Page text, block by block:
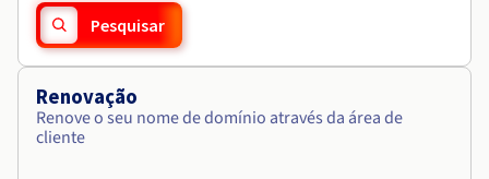
Pesquisar
Renovação
Renove o seu nome de domínio através da área de
cliente